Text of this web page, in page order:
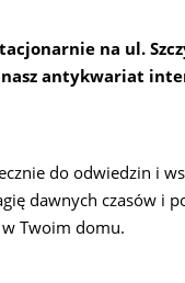
na ul.
nasz antykwariat
do odwiedzin i
dawnych czasów i
w Twoim domu.